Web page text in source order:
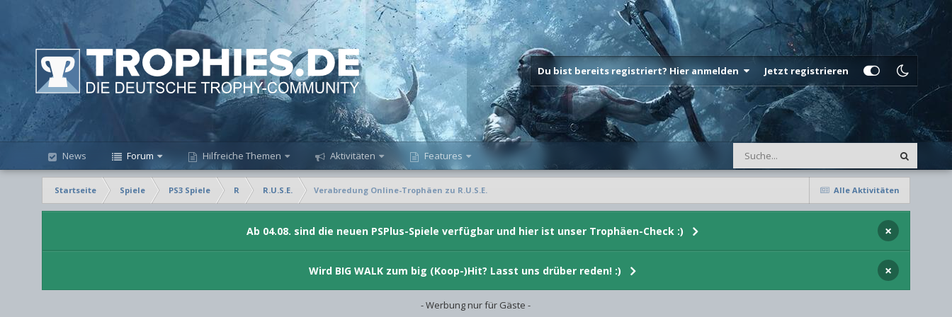
Du bist bereits registriert? Hier anmelden Jetzt registrieren
News Forum Hilfreiche Themen Aktivitäten Features
Alle Aktivitäten
Startseite Spiele PS3 Spiele R R.U.S.E. Verabredung Online-Trophäen zu R.U.S.E.
Ab 04.08. sind die neuen PSPlus-Spiele verfügbar und hier ist unser Trophäen-Check :) ×
Wird BIG WALK zum big (Koop-)Hit? Lasst uns drüber reden! :) ×
- Werbung nur für Gäste -